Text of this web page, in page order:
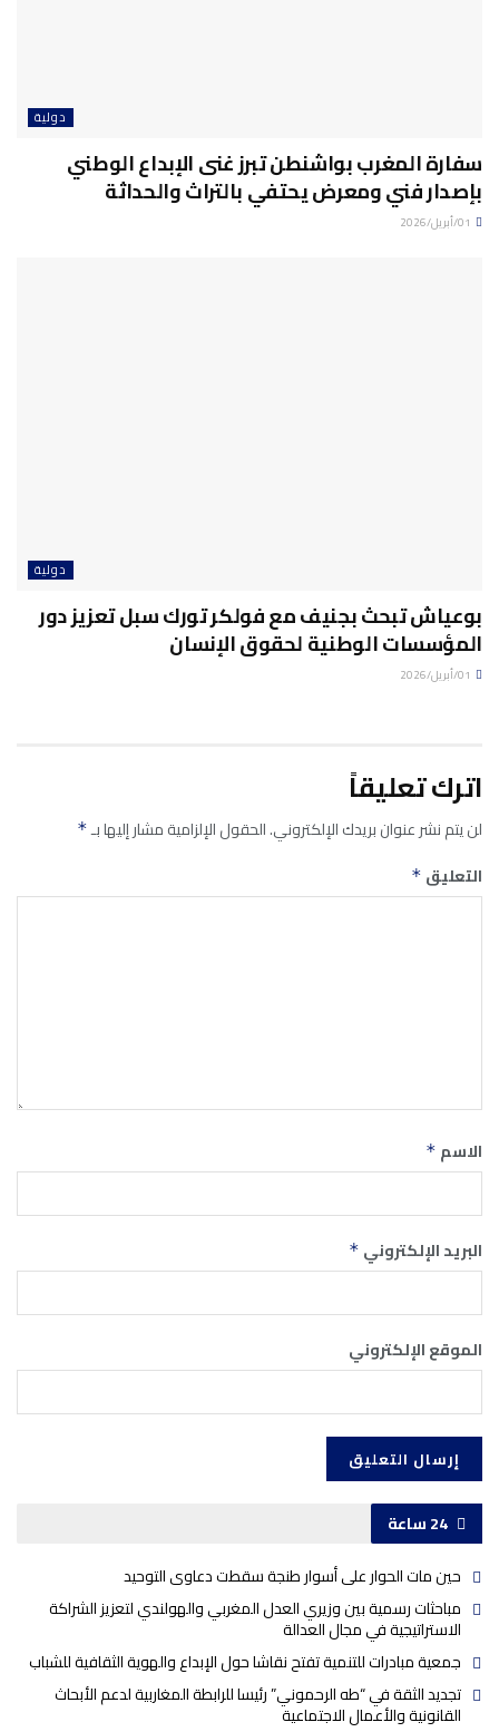
دولية
سفارة المغرب بواشنطن تبرز غنى الإبداع الوطني
بإصدار فني ومعرض يحتفي بالتراث والحداثة
دولية
بوعياش تبحث بجنيف مع فولكر تورك سبل تعزيز دور
المؤسسات الوطنية لحقوق الإنسان
اترك تعليقاً
لن يتم نشر عنوان بريدك الإلكتروني.الحقول الإلزامية مشار إليها بـ*
التعليق *
الاسم *
البريد الإلكتروني *
الموقع الإلكتروني
24 ساعة
حين مات الحوار على أسوار طنجة سقطت دعاوى التوحيد
مباحثات رسمية بين وزيري العدل المغربي والهولندي لتعزيز الشراكة
الاستراتيجية في مجال العدالة
جمعية مبادرات للتنمية تفتح نقاشا حول الإبداع والهوية الثقافية للشباب
تجديد الثقة في “طه الرحموني” رئيسا للرابطة المغاربية لدعم الأبحاث
القانونية والأعمال الاجتماعية